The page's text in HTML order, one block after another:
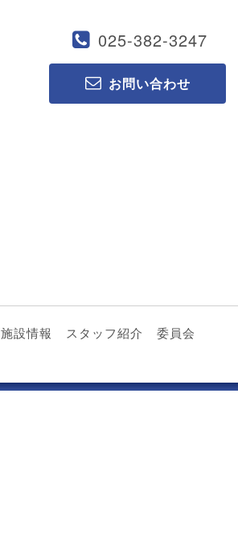
025-382-3247
お問い合わせ
施設情報 スタッフ紹介
委員会